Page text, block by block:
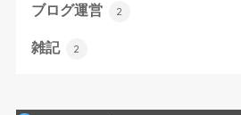
ブログ運営 2
雑記 2